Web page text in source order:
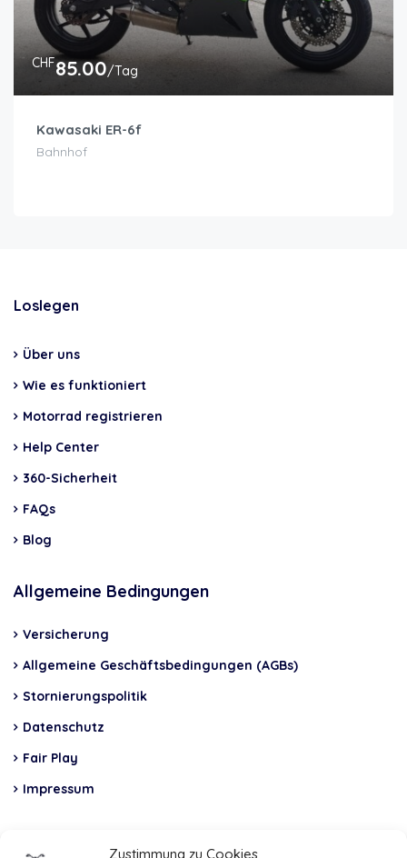
Zustimmung zu Cookies
CHF85.00/Tag
Kawasaki ER-6f
Bahnhof
Loslegen
Über uns
Wie es funktioniert
Motorrad registrieren
Help Center
360-Sicherheit
FAQs
Blog
Allgemeine Bedingungen
Versicherung
Allgemeine Geschäftsbedingungen (AGBs)
Stornierungspolitik
Datenschutz
Fair Play
Impressum